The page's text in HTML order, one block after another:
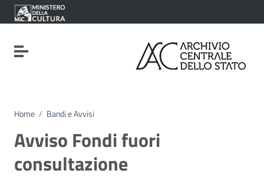
Vai ai contenuti
Vai al menu di navigazione
Vai al footer
Attiva / disattiva la navigazione
Home / Bandi e Avvisi
Avviso Fondi fuori
consultazione